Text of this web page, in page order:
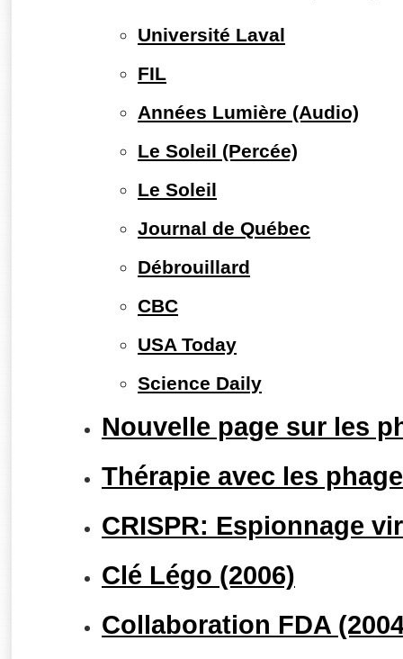
Université Laval
FIL
Années Lumière (Audio)
Le Soleil (Percée)
Le Soleil
Journal de Québec
Débrouillard
CBC
USA Today
Science Daily
Nouvelle page sur les
Thérapie avec les
CRISPR: Espionnage
Clé Légo (2006)
Collaboration FDA